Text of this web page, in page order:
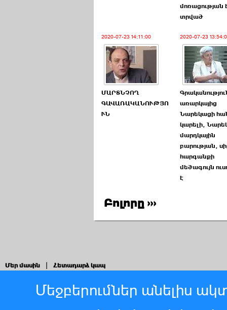
մոռացության
տրված
2020-07-23 14:11:00
ՄԱՐՏՆՉՈՂ
ԳԱՎԱՌԱԿԱՆՈՒԹՅՈ
ՒՆ
2020-07-23
առարկայից
Նարեկացի
կարելի,
մարդկային
բարության,
հարգանքի
մեծագույն
է
Բոլորը ›››
Մեր մասին Հետադարձ կապ
Մեջբերումներ անելիս